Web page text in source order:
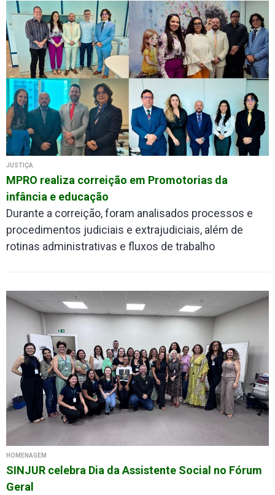
JUSTIÇA
MPRO realiza correição em Promotorias da
infância e educação
Durante a correição, foram analisados processos e
procedimentos judiciais e extrajudiciais, além de
rotinas administrativas e fluxos de trabalho
HOMENAGEM
SINJUR celebra Dia da Assistente Social no Fórum
Geral